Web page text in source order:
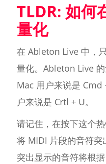
TLDR: 如
量化
在 Ableton Live 中，
量化。Ableton Live
Mac 用户来说是
户来说是 Crtl + U。
请记住，在按下这个
将 MIDI 片段的音符突
突出显示的音符将根据